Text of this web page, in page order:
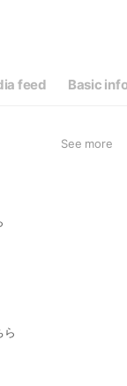
feed Basic
See more
ら